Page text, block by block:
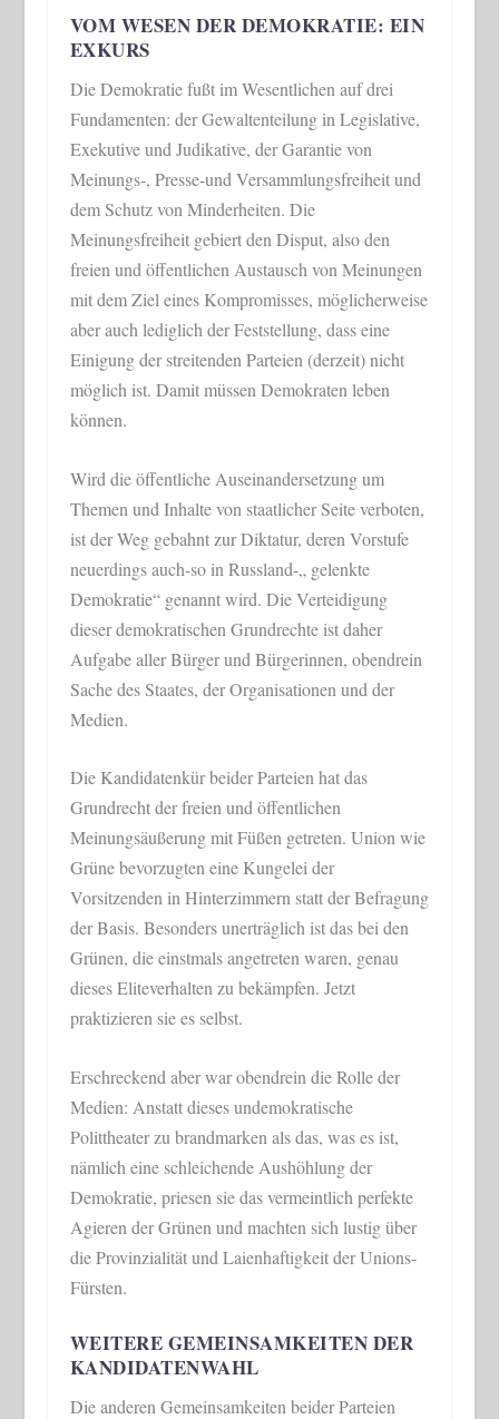
VOM WESEN DER DEMOKRATIE: EIN
EXKURS
Die Demokratie fußt im Wesentlichen auf drei
Fundamenten: der Gewaltenteilung in Legislative,
Exekutive und Judikative, der Garantie von
Meinungs-, Presse-und Versammlungsfreiheit und
dem Schutz von Minderheiten. Die
Meinungsfreiheit gebiert den Disput, also den
freien und öffentlichen Austausch von Meinungen
mit dem Ziel eines Kompromisses, möglicherweise
aber auch lediglich der Feststellung, dass eine
Einigung der streitenden Parteien (derzeit) nicht
möglich ist. Damit müssen Demokraten leben
können.
Wird die öffentliche Auseinandersetzung um
Themen und Inhalte von staatlicher Seite verboten,
ist der Weg gebahnt zur Diktatur, deren Vorstufe
neuerdings auch-so in Russland-„ gelenkte
Demokratie“ genannt wird. Die Verteidigung
dieser demokratischen Grundrechte ist daher
Aufgabe aller Bürger und Bürgerinnen, obendrein
Sache des Staates, der Organisationen und der
Medien.
Die Kandidatenkür beider Parteien hat das
Grundrecht der freien und öffentlichen
Meinungsäußerung mit Füßen getreten. Union wie
Grüne bevorzugten eine Kungelei der
Vorsitzenden in Hinterzimmern statt der Befragung
der Basis. Besonders unerträglich ist das bei den
Grünen, die einstmals angetreten waren, genau
dieses Eliteverhalten zu bekämpfen. Jetzt
praktizieren sie es selbst.
Erschreckend aber war obendrein die Rolle der
Medien: Anstatt dieses undemokratische
Polittheater zu brandmarken als das, was es ist,
nämlich eine schleichende Aushöhlung der
Demokratie, priesen sie das vermeintlich perfekte
Agieren der Grünen und machten sich lustig über
die Provinzialität und Laienhaftigkeit der Unions-
Fürsten.
WEITERE GEMEINSAMKEITEN DER
KANDIDATENWAHL
Die anderen Gemeinsamkeiten beider Parteien